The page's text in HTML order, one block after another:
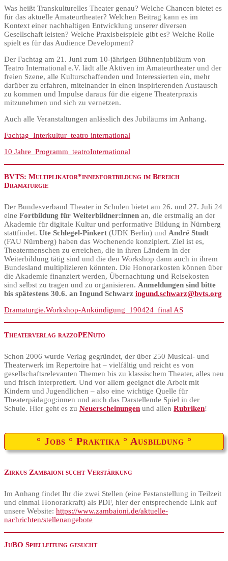
Was heißt Transkulturelles Theater genau? Welche Chancen bietet es
für das aktuelle Amateurtheater? Welchen Beitrag kann es im
Kontext einer nachhaltigen Entwicklung unserer diversen
Gesellschaft leisten? Welche Praxisbeispiele gibt es? Welche Rolle
spielt es für das Audience Development?
Der Fachtag am 21. Juni zum 10-jährigen Bühnenjubiläum von
Teatro International e.V. lädt alle Aktiven im Amateurtheater und der
freien Szene, alle Kulturschaffenden und Interessierten ein, mehr
darüber zu erfahren, miteinander in einen inspirierenden Austausch
zu kommen und Impulse daraus für die eigene Theaterpraxis
mitzunehmen und sich zu vernetzen.
Auch alle Veranstaltungen anlässlich des Jubiläums im Anhang.
Fachtag_Interkultur_teatro international
10 Jahre_Programm_teatroInternational
BVTS: Multiplikator*innenfortbildung im Bereich
Dramaturgie
Der Bundesverband Theater in Schulen bietet am 26. und 27. Juli 24
eine Fortbildung für Weiterbildner:innen an, die erstmalig an der
Akademie für digitale Kultur und performative Bildung in Nürnberg
stattfindet. Ute Schlegel-Pinkert (UDK Berlin) und André Studt
(FAU Nürnberg) haben das Wochenende konzipiert. Ziel ist es,
Theatermenschen zu erreichen, die in ihren Ländern in der
Weiterbildung tätig sind und die den Workshop dann auch in ihrem
Bundesland multiplizieren könnten. Die Honorarkosten können über
die Akademie finanziert werden, Übernachtung und Reisekosten
sind selbst zu tragen und zu organisieren. Anmeldungen sind bitte
bis spätestens 30.6. an Ingund Schwarz ingund.schwarz@bvts.org
Dramaturgie.Workshop-Ankündigung_190424_final AS
Theaterverlag razzoPENuto
Schon 2006 wurde Verlag gegründet, der über 250 Musical- und
Theaterwerk im Repertoire hat – vielfältig und reicht es von
gesellschaftsrelevanten Themen bis zu klassischem Theater, alles neu
und frisch interpretiert. Und vor allem geeignet die Arbeit mit
Kindern und Jugendlichen – also eine wichtige Quelle für
Theaterpädagog:innen und auch das Darstellende Spiel in der
Schule. Hier geht es zu Neuerscheinungen und allen Rubriken!
° Jobs ° Praktika ° Ausbildung °
Zirkus Zambaioni sucht Verstärkung
Im Anhang findet Ihr die zwei Stellen (eine Festanstellung in Teilzeit
und einmal Honorarkraft) als PDF, hier der entsprechende Link auf
unsere Website: https://www.zambaioni.de/aktuelle-
nachrichten/stellenangebote
JuBO Spielleitung gesucht